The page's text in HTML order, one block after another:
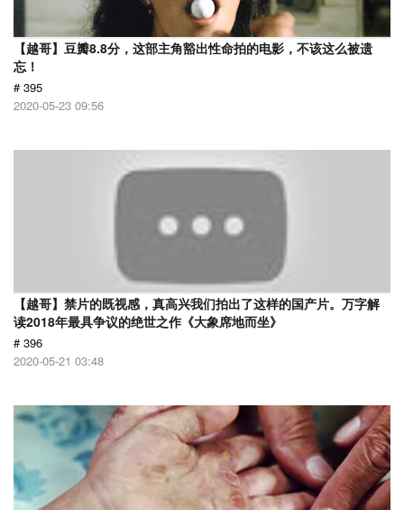
【越哥】豆瓣8.8分，这部主角豁出性命拍的电影，不该这么被遗
忘！
# 395
2020-05-23 09:56
【越哥】禁片的既视感，真高兴我们拍出了这样的国产片。万字解
读2018年最具争议的绝世之作《大象席地而坐》
# 396
2020-05-21 03:48